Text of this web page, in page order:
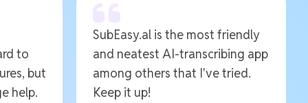
to
but
help.
SubEasy.al is the most friendly
and neatest AI-transcribing app
among others that I've tried.
Keep it up!